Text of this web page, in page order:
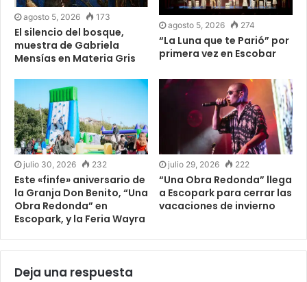
agosto 5, 2026 173
El silencio del bosque,
muestra de Gabriela
Mensías en Materia Gris
agosto 5, 2026 274
“La Luna que te Parió” por
primera vez en Escobar
julio 30, 2026 232
Este «finfe» aniversario de
la Granja Don Benito, “Una
Obra Redonda” en
Escopark, y la Feria Wayra
julio 29, 2026 222
“Una Obra Redonda” llega
a Escopark para cerrar las
vacaciones de invierno
Deja una respuesta